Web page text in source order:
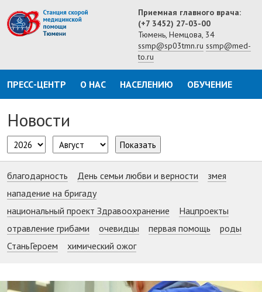
Приемная главного врача:
(+7 3452) 27-03-00
Тюмень, Немцова, 34
ssmp@sp03tmn.ru ssmp@med-
to.ru
ПРЕСС-ЦЕНТР О НАС НАСЕЛЕНИЮ ОБУЧЕНИЕ
Новости
Показать
благодарность День семьи любви и верности
змея
нападение на бригаду
национальный проект Здравоохранение
Нацпроекты
отравление грибами
очевидцы первая помощь
роды
СтаньГероем
химический ожог